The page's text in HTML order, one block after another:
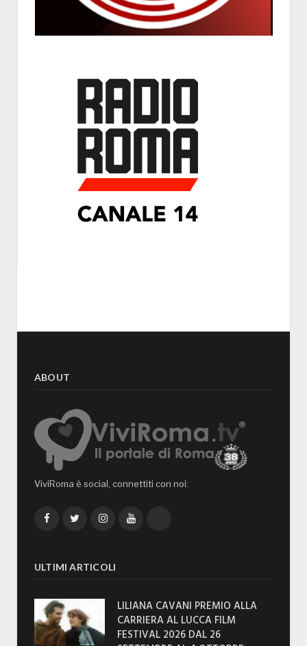
ABOUT
ViviRoma è social, connettiti con noi:
FacebookTwitterInstagramYouTube
ULTIMI ARTICOLI
LILIANA CAVANI PREMIO ALLA
CARRIERA AL LUCCA FILM
FESTIVAL 2026 DAL 26